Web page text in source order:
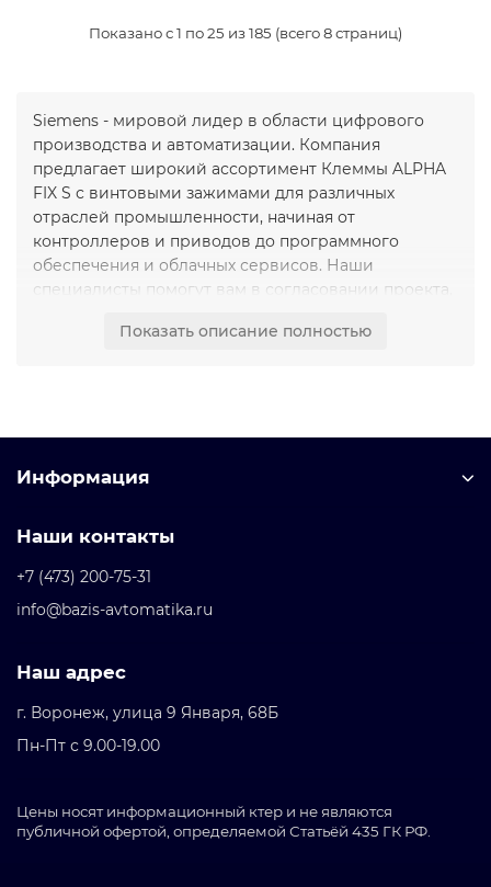
Показано с 1 по 25 из 185 (всего 8 страниц)
Siemens - мировой лидер в области цифрового
производства и автоматизации. Компания
предлагает широкий ассортимент Клеммы ALPHA
FIX S с винтовыми зажимами для различных
отраслей промышленности, начиная от
контроллеров и приводов до программного
обеспечения и облачных сервисов. Наши
специалисты помогут вам в согласовании проекта,
актуальные модели из наличия или под заказ.
Надежность Сименс доказана присутствием
Показать описание полностью
Информация
Наши контакты
+7 (473) 200-75-31
info@bazis-avtomatika.ru
Наш адрес
г. Воронеж, улица 9 Января, 68Б
Пн-Пт с 9.00-19.00
Цены носят информационный ктер и не являются
публичной офертой, определяемой Статьёй 435 ГК РФ.